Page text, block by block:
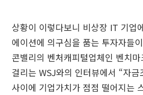
상황이 이렇다보니 비상장 IT 기업
에이션에 의구심을 품는 투자자들
콘밸리의 벤처캐피털업체인 벤치
걸리는 WSJ와의 인터뷰에서 “자
사이에 기업가치가 점점 떨어지는